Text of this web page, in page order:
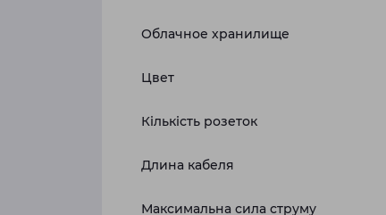
Облачное хранилище
Цвет
Кількість розеток
Длина кабеля
Максимальна сила струму